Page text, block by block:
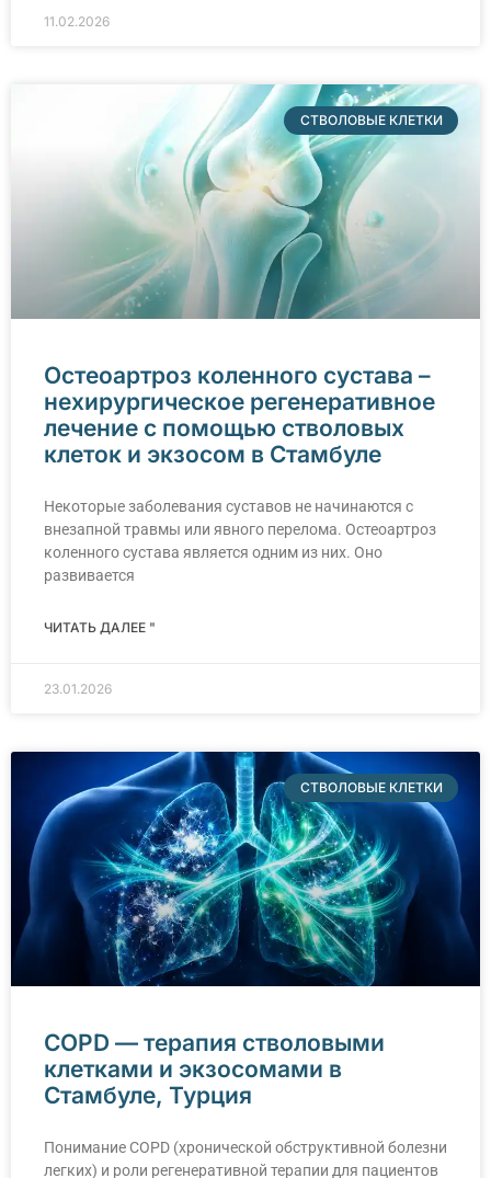
11.02.2026
СТВОЛОВЫЕ КЛЕТКИ
Остеоартроз коленного сустава –
нехирургическое регенеративное
лечение с помощью стволовых
клеток и экзосом в Стамбуле
Некоторые заболевания суставов не начинаются с
внезапной травмы или явного перелома. Остеоартроз
коленного сустава является одним из них. Оно
развивается
ЧИТАТЬ ДАЛЕЕ "
23.01.2026
СТВОЛОВЫЕ КЛЕТКИ
COPD — терапия стволовыми
клетками и экзосомами в
Стамбуле, Турция
Понимание COPD (хронической обструктивной болезни
легких) и роли регенеративной терапии для пациентов